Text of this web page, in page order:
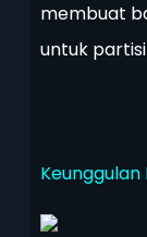
membuat
untuk
Keunggulan